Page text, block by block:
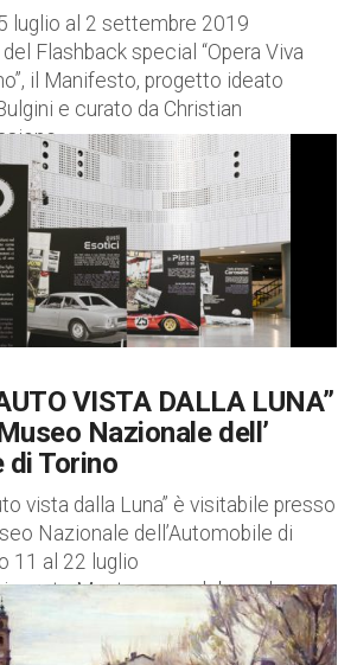
luglio al 2 settembre 2019
Flashback special “Opera Viva
il Manifesto, progetto ideato
e curato da Christian
VISTA DALLA LUNA”
Nazionale dell’
di Torino
vista dalla Luna” è visitabile presso
Nazionale dell’Automobile di
11 al 22 luglio
Mostra per celebrare lo...